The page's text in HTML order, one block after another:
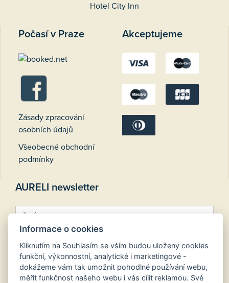
Hotel City Inn
Počasí v Praze
Zásady zpracování
osobních údajů
Všeobecné obchodní
podmínky
Akceptujeme
AURELI newsletter
Informace o cookies
Kliknutím na Souhlasím se vším budou uloženy cookies
funkční, výkonnostní, analytické i marketingové -
dokážeme vám tak umožnit pohodlné používání webu,
měřit funkčnost našeho webu i vás cílit reklamou. Své